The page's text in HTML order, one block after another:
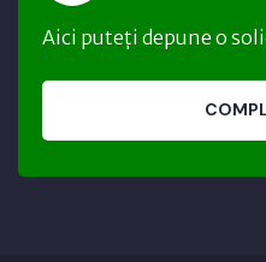
Aici puteți depune o